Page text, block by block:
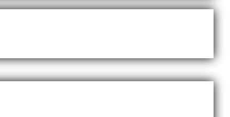
största friidrottsföreningar? Malmö